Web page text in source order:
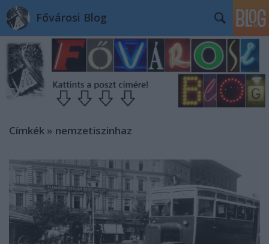
Fővárosi Blog
Címkék » nemzetiszinhaz